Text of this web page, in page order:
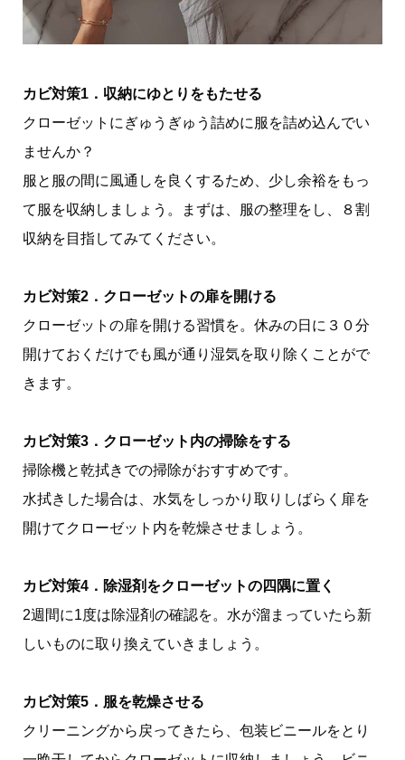
カビ対策1．収納にゆとりをもたせる
クローゼットにぎゅうぎゅう詰めに服を詰め込んでい
ませんか？
服と服の間に風通しを良くするため、少し余裕をもっ
て服を収納しましょう。まずは、服の整理をし、８割
収納を目指してみてください。
カビ対策2．クローゼットの扉を開ける
クローゼットの扉を開ける習慣を。休みの日に３０分
開けておくだけでも風が通り湿気を取り除くことがで
きます。
カビ対策3．クローゼット内の掃除をする
掃除機と乾拭きでの掃除がおすすめです。
水拭きした場合は、水気をしっかり取りしばらく扉を
開けてクローゼット内を乾燥させましょう。
カビ対策4．除湿剤をクローゼットの四隅に置く
2週間に1度は除湿剤の確認を。水が溜まっていたら新
しいものに取り換えていきましょう。
カビ対策5．服を乾燥させる
クリーニングから戻ってきたら、包装ビニールをとり